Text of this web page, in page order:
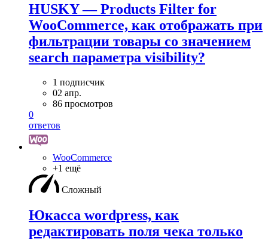
HUSKY — Products Filter for
WooCommerce, как отображать при
фильтрации товары со значением
search параметра visibility?
1 подписчик
02 апр.
86 просмотров
0
ответов
WooСommerce
+1 ещё
Сложный
Юкасса wordpress, как
редактировать поля чека только